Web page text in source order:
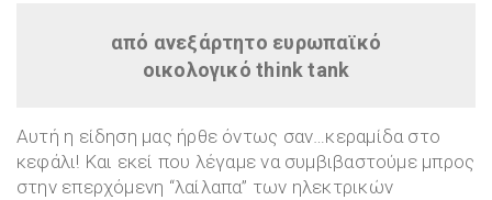
από ανεξάρτητο ευρωπαϊκό
οικολογικό think tank
Αυτή η είδηση μας ήρθε όντως σαν…κεραμίδα στο
κεφάλι! Και εκεί που λέγαμε να συμβιβαστούμε μπρος
στην επερχόμενη “λαίλαπα” των ηλεκτρικών